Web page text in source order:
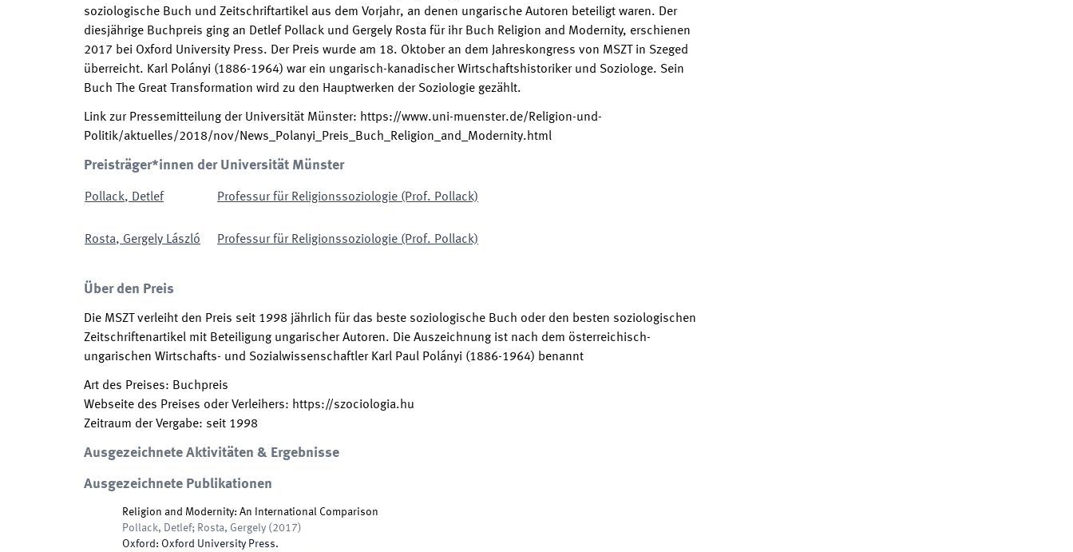
soziologische Buch und Zeitschriftartikel aus dem Vorjahr, an denen ungarische Autoren beteiligt waren. Der
diesjährige Buchpreis ging an Detlef Pollack und Gergely Rosta für ihr Buch Religion and Modernity, erschienen
2017 bei Oxford University Press. Der Preis wurde am 18. Oktober an dem Jahreskongress von MSZT in Szeged
überreicht. Karl Polányi (1886-1964) war ein ungarisch-kanadischer Wirtschaftshistoriker und Soziologe. Sein
Buch The Great Transformation wird zu den Hauptwerken der Soziologie gezählt.
Link zur Pressemitteilung der Universität Münster: https://www.uni-muenster.de/Religion-und-
Politik/aktuelles/2018/nov/News_Polanyi_Preis_Buch_Religion_and_Modernity.html
Preisträger*innen der Universität Münster
Pollack, Detlef Professur für Religionssoziologie (Prof. Pollack)
Rosta, Gergely László Professur für Religionssoziologie (Prof. Pollack)
Über den Preis
Die MSZT verleiht den Preis seit 1998 jährlich für das beste soziologische Buch oder den besten soziologischen
Zeitschriftenartikel mit Beteiligung ungarischer Autoren. Die Auszeichnung ist nach dem österreichisch-
ungarischen Wirtschafts- und Sozialwissenschaftler Karl Paul Polányi (1886-1964) benannt
Art des Preises: Buchpreis
Webseite des Preises oder Verleihers: https://szociologia.hu
Zeitraum der Vergabe: seit 1998
Ausgezeichnete Aktivitäten & Ergebnisse
Ausgezeichnete Publikationen
Religion and Modernity: An International Comparison
Pollack, Detlef; Rosta, Gergely ( 2017)
Oxford: Oxford University Press.